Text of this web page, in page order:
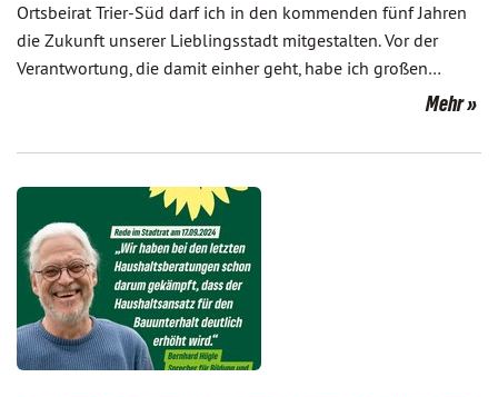
Ortsbeirat Trier-Süd darf ich in den kommenden fünf Jahren
die Zukunft unserer Lieblingsstadt mitgestalten. Vor der
Verantwortung, die damit einher geht, habe ich großen…
Mehr